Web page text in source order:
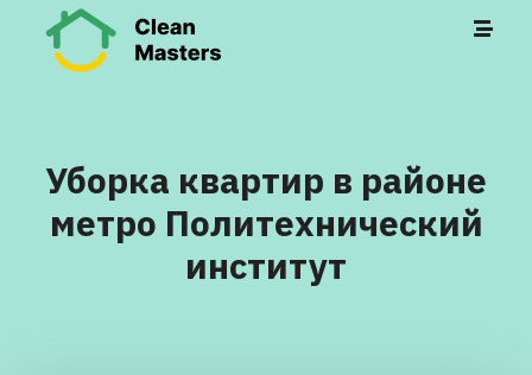
Уборка квартир в районе
метро Политехнический
институт